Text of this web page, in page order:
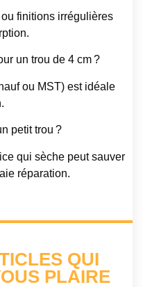
finitions irrégulières
un trou de 4 cm ?
ou MST) est idéale
petit trou ?
qui sèche peut sauver
réparation.
QUI
PLAIRE